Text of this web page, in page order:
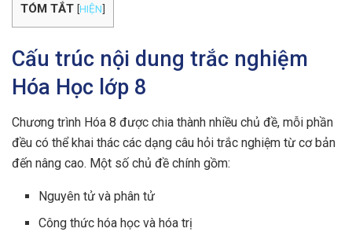
TÓM TẮT [HIỆN]
Cấu trúc nội dung trắc nghiệm
Hóa Học lớp 8
Chương trình Hóa 8 được chia thành nhiều chủ đề, mỗi phần
đều có thể khai thác các dạng câu hỏi trắc nghiệm từ cơ bản
đến nâng cao. Một số chủ đề chính gồm:
Nguyên tử và phân tử
Công thức hóa học và hóa trị